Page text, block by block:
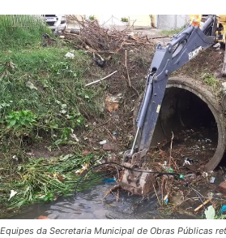
Equipes da Secretaria Municipal de Obras Públicas